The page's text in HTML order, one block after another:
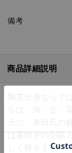
備考
商品詳細説明
は素焼きの型肌
しく輝きます。